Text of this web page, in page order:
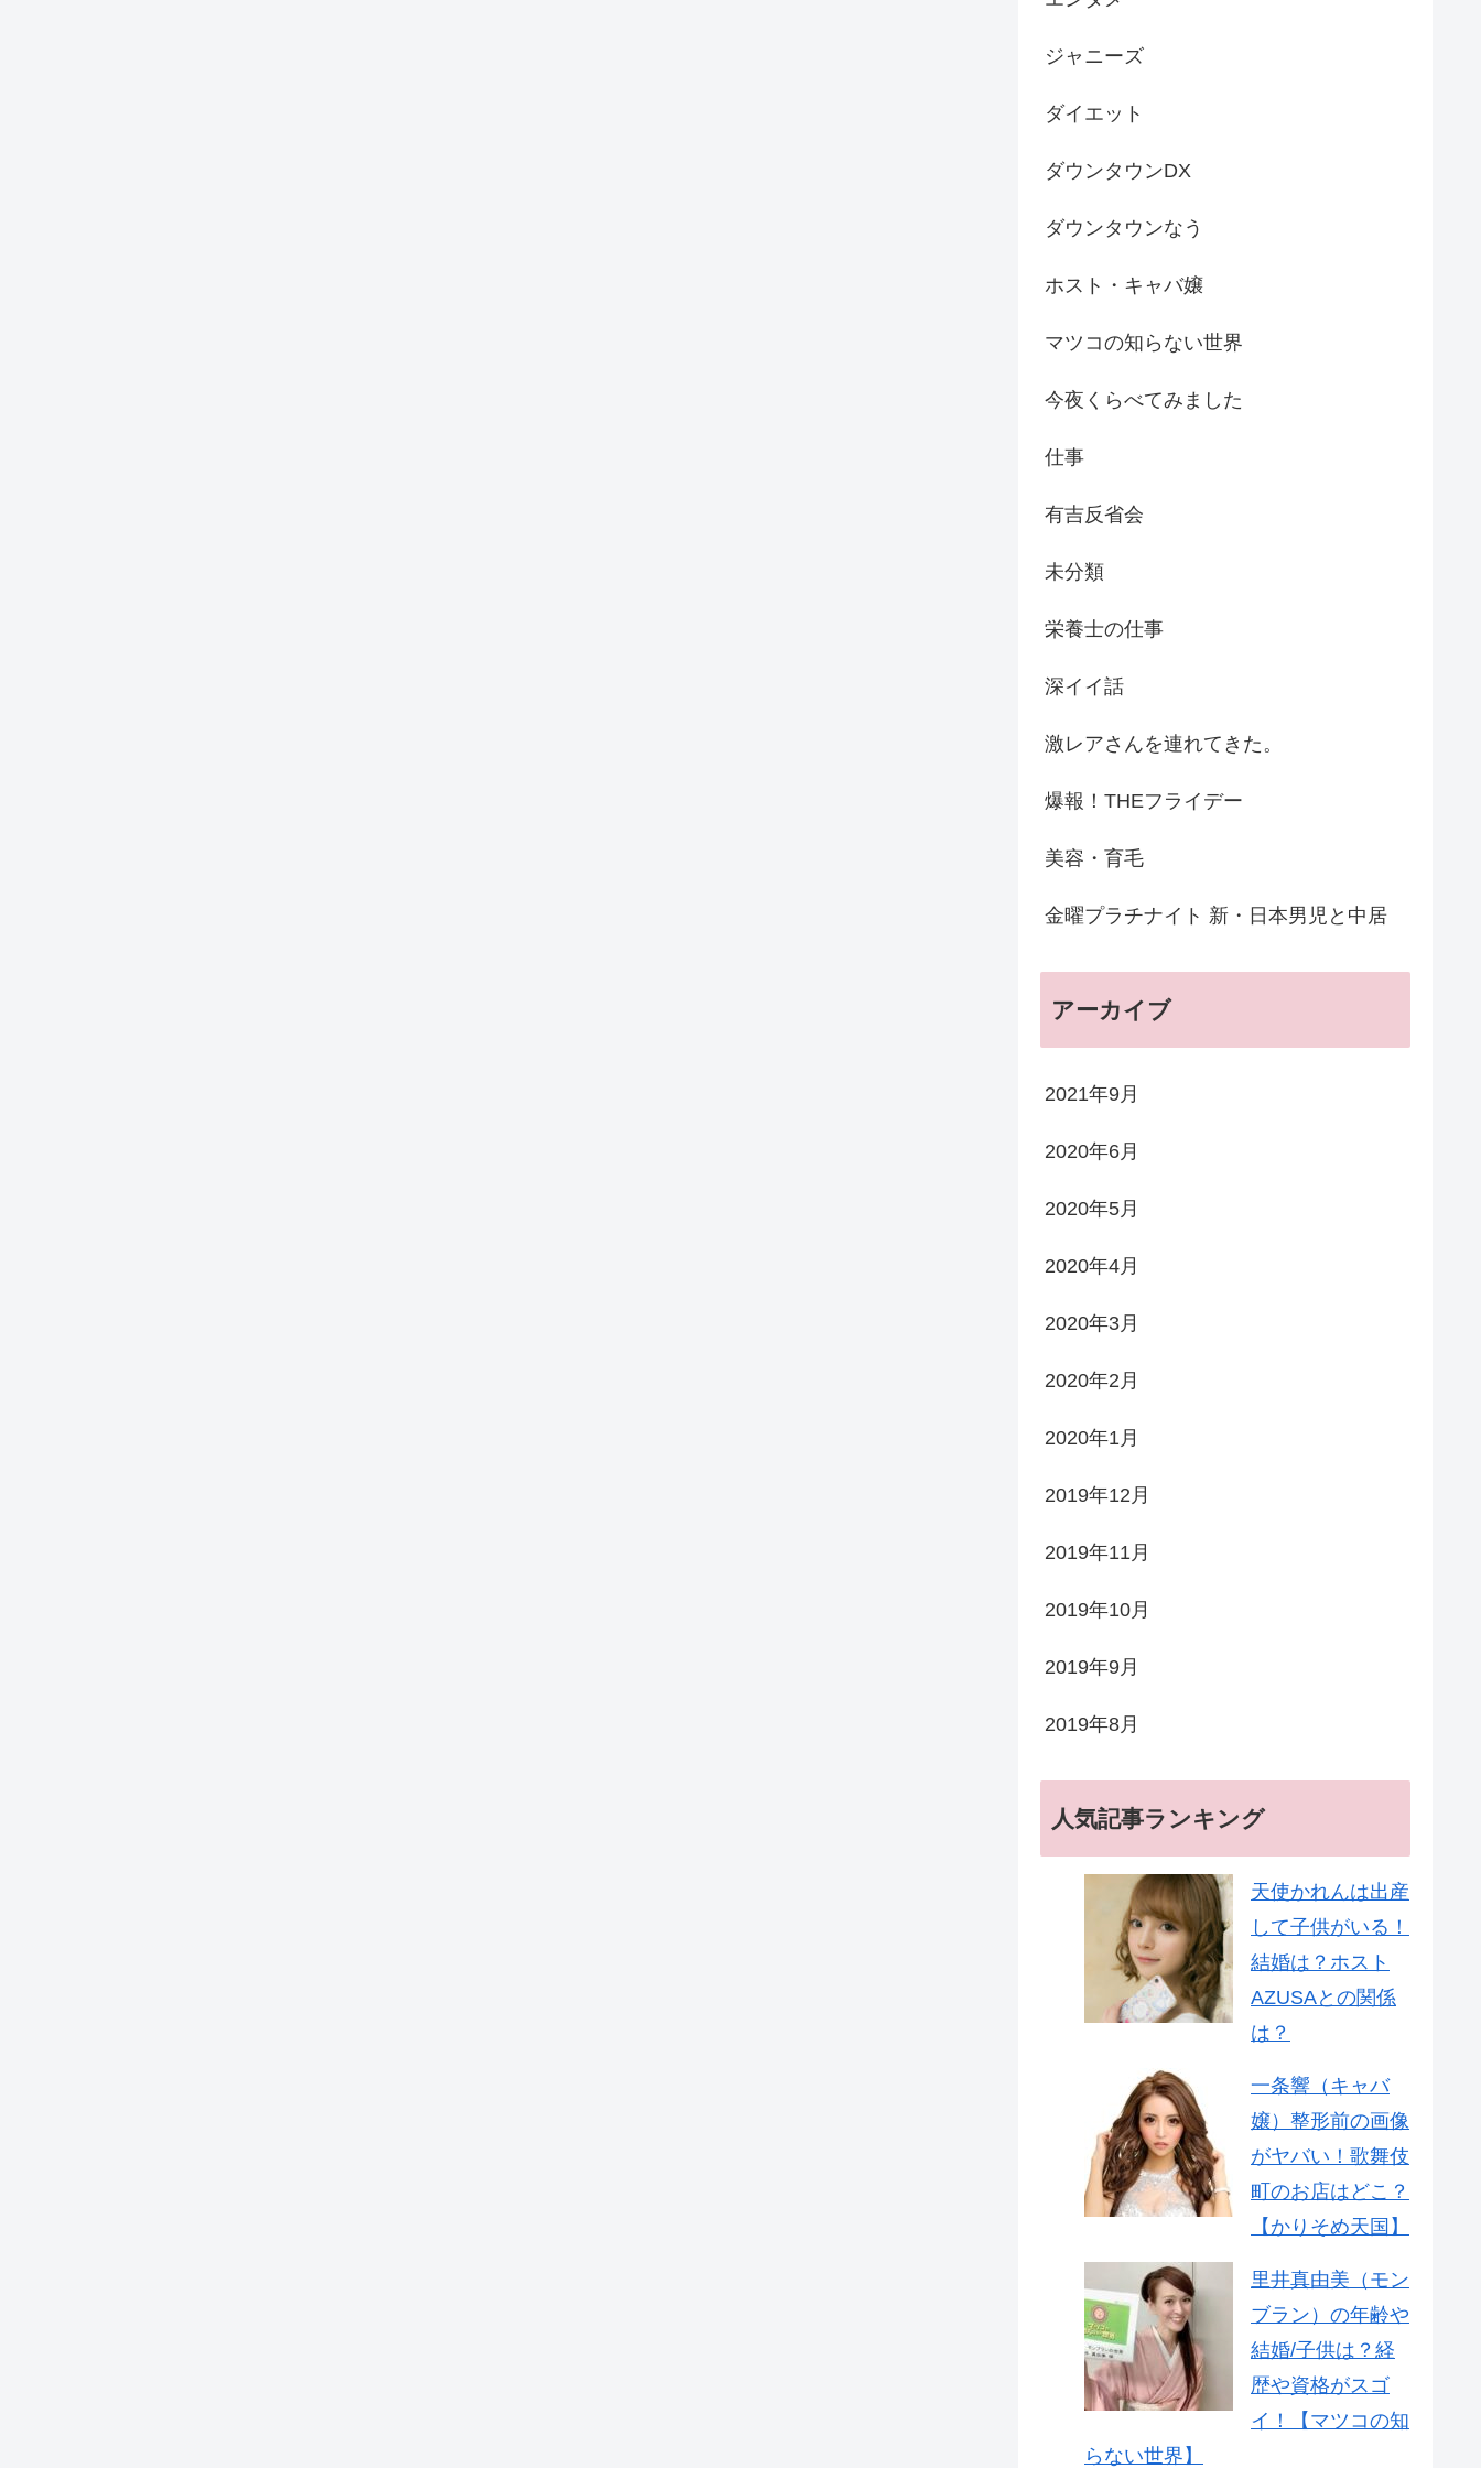
ジャニーズ
ダイエット
ダウンタウンDX
ダウンタウンなう
ホスト・キャバ嬢
マツコの知らない世界
今夜くらべてみました
仕事
有吉反省会
未分類
栄養士の仕事
深イイ話
激レアさんを連れてきた。
爆報！THEフライデー
美容・育毛
金曜プラチナイト 新・日本男児と中居
アーカイブ
2021年9月
2020年6月
2020年5月
2020年4月
2020年3月
2020年2月
2020年1月
2019年12月
2019年11月
2019年10月
2019年9月
2019年8月
人気記事ランキング
天使かれんは出産
して子供がいる！
結婚は？ホスト
AZUSAとの関係
は？
一条響（キャバ
嬢）整形前の画像
がヤバい！歌舞伎
町のお店はどこ？
【かりそめ天国】
里井真由美（モン
ブラン）の年齢や
結婚/子供は？経
歴や資格がスゴ
イ！【マツコの知
らない世界】